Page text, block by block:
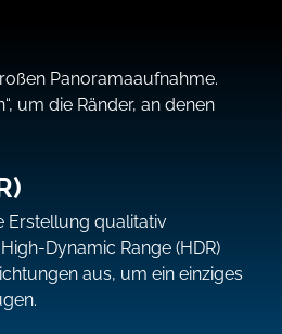
Panoramaaufnahme.
um die Ränder, an denen
Erstellung qualitativ
Dynamic Range (HDR)
aus, um ein einziges